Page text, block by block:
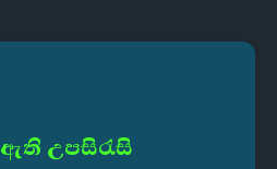
උපසිරැසි